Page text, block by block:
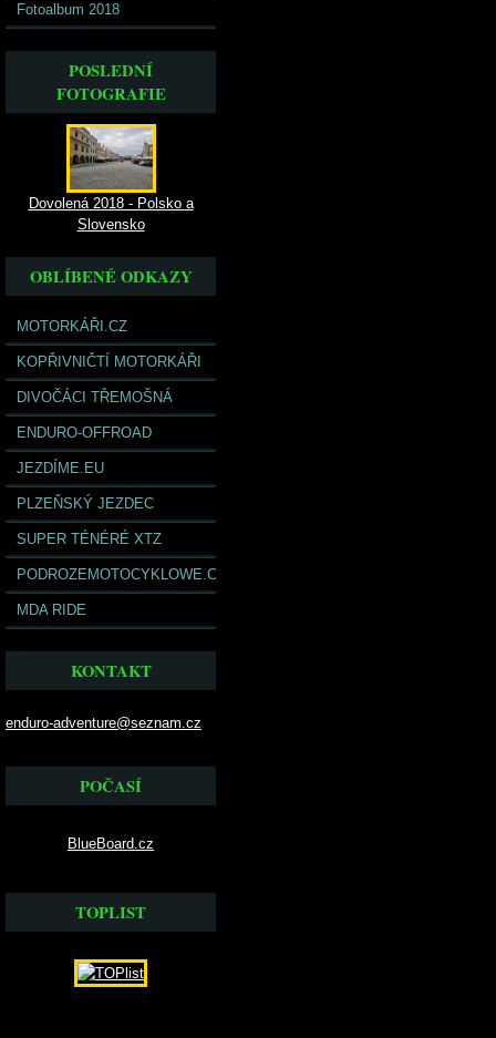
Fotoalbum 2018
POSLEDNÍ
FOTOGRAFIE
Dovolená 2018 - Polsko a
Slovensko
OBLÍBENÉ ODKAZY
MOTORKÁŘI.CZ
KOPŘIVNIČTÍ MOTORKÁŘI
DIVOČÁCI TŘEMOŠNÁ
ENDURO-OFFROAD
JEZDÍME.EU
PLZEŇSKÝ JEZDEC
SUPER TÉNÉRÉ XTZ
PODROZEMOTOCYKLOWE.COM
MDA RIDE
KONTAKT
enduro-adventure@seznam.cz
POČASÍ
BlueBoard.cz
TOPLIST